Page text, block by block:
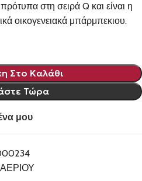
στη σειρά Q και είναι η
οικογενειακά μπάρμπεκιου.
Στο Καλάθι
Τώρα
μου